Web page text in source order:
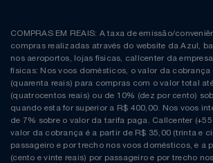
COMPRAS EM REAIS: A taxa de emissão/
compras realizadas através do website da Azul,
nos aeroportos, lojas físicas, callcenter da
físicas: Nos voos domésticos, o valor da cobrança
(quarenta reais) para compras com o valor total
(quatrocentos reais) ou de 10% (dez por cento)
quando esta for superior a R$ 400,00. Nos voos
de 7% sobre o valor da tarifa paga. Callcenter
valor da cobrança é a partir de R$ 35,00 (trinta e
passageiro e por trecho nos voos domésticos, e a
(cento e vinte reais) por passageiro e por trecho